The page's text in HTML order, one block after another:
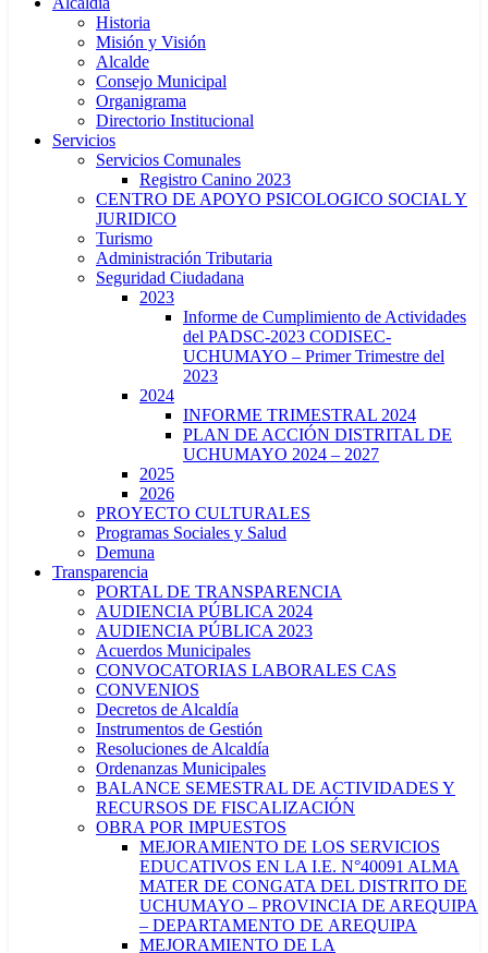
Historia
Misión y Visión
Alcalde
Consejo Municipal
Organigrama
Directorio Institucional
Servicios
Servicios Comunales
Registro Canino 2023
CENTRO DE APOYO PSICOLOGICO SOCIAL Y
JURIDICO
Turismo
Administración Tributaria
Seguridad Ciudadana
2023
Informe de Cumplimiento de Actividades
del PADSC-2023 CODISEC-
UCHUMAYO – Primer Trimestre del
2023
2024
INFORME TRIMESTRAL 2024
PLAN DE ACCIÓN DISTRITAL DE
UCHUMAYO 2024 – 2027
2025
2026
PROYECTO CULTURALES
Programas Sociales y Salud
Demuna
Transparencia
PORTAL DE TRANSPARENCIA
AUDIENCIA PÚBLICA 2024
AUDIENCIA PÚBLICA 2023
Acuerdos Municipales
CONVOCATORIAS LABORALES CAS
CONVENIOS
Decretos de Alcaldía
Instrumentos de Gestión
Resoluciones de Alcaldía
Ordenanzas Municipales
BALANCE SEMESTRAL DE ACTIVIDADES Y
RECURSOS DE FISCALIZACIÓN
OBRA POR IMPUESTOS
MEJORAMIENTO DE LOS SERVICIOS
EDUCATIVOS EN LA I.E. N°40091 ALMA
MATER DE CONGATA DEL DISTRITO DE
UCHUMAYO – PROVINCIA DE AREQUIPA
– DEPARTAMENTO DE AREQUIPA
MEJORAMIENTO DE LA